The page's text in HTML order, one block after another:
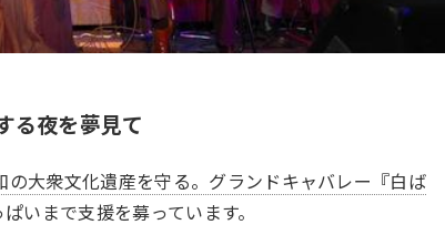
る夜を夢見て
の大衆文化遺産を守る。グランドキャバレー『白ば
いまで支援を募っています。